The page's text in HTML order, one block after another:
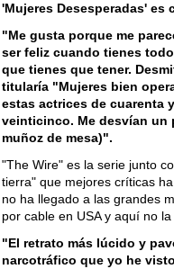
'Mujeres Desesperadas' es
"Me gusta porque me
ser feliz cuando tienes
que tienes que tener.
titularía "Mujeres bien
estas actrices de cuarenta
veinticinco. Me desvían un
muñoz de mesa)".
"The Wire" es la serie junto
tierra" que mejores críticas
no ha llegado a las grandes
por cable en USA y aquí no
"El retrato más lúcido y
narcotráfico que yo he